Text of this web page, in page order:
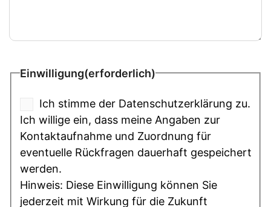
Einwilligung(erforderlich)
Ich stimme der Datenschutzerklärung zu.
Ich willige ein, dass meine Angaben zur
Kontaktaufnahme und Zuordnung für
eventuelle Rückfragen dauerhaft gespeichert
werden.
Hinweis: Diese Einwilligung können Sie
jederzeit mit Wirkung für die Zukunft